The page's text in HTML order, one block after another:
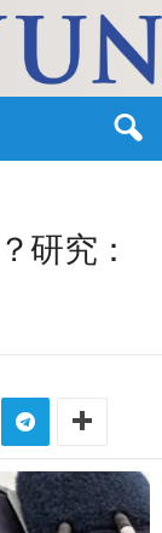
研究：